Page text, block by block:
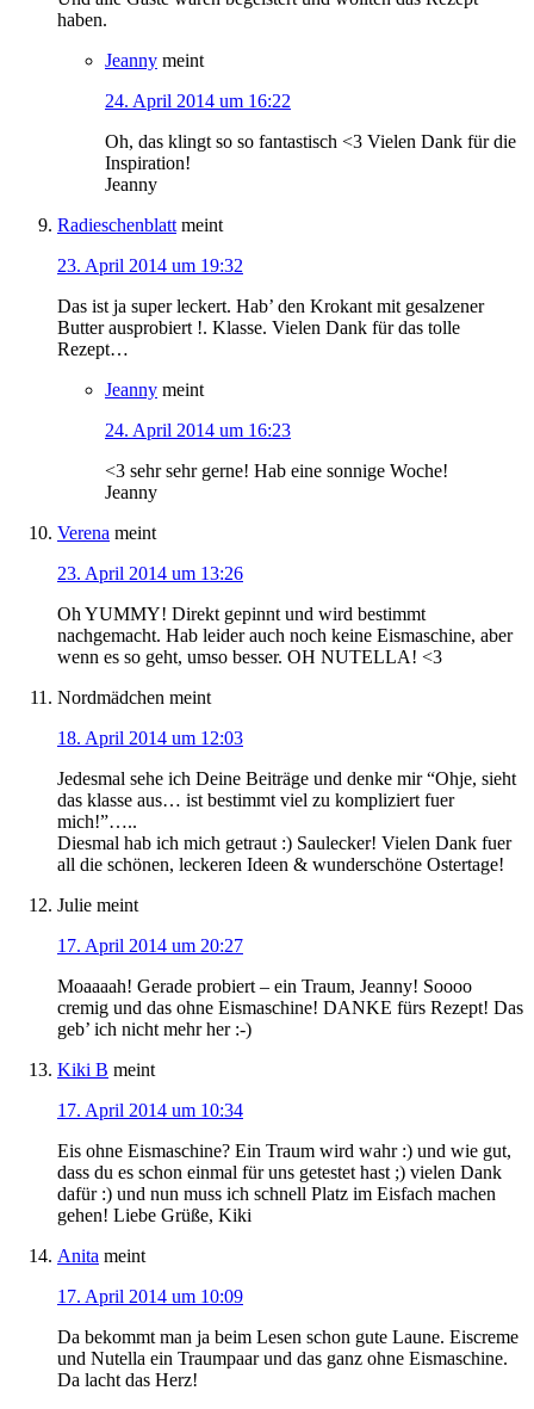
haben.
Jeanny meint
24. April 2014 um 16:22
Oh, das klingt so so fantastisch <3 Vielen Dank für die
Inspiration!
Jeanny
Radieschenblatt meint
23. April 2014 um 19:32
Das ist ja super leckert. Hab’ den Krokant mit gesalzener
Butter ausprobiert !. Klasse. Vielen Dank für das tolle
Rezept…
Jeanny meint
24. April 2014 um 16:23
<3 sehr sehr gerne! Hab eine sonnige Woche!
Jeanny
Verena meint
23. April 2014 um 13:26
Oh YUMMY! Direkt gepinnt und wird bestimmt
nachgemacht. Hab leider auch noch keine Eismaschine, aber
wenn es so geht, umso besser. OH NUTELLA! <3
Nordmädchen meint
18. April 2014 um 12:03
Jedesmal sehe ich Deine Beiträge und denke mir “Ohje, sieht
das klasse aus… ist bestimmt viel zu kompliziert fuer
mich!”…..
Diesmal hab ich mich getraut :) Saulecker! Vielen Dank fuer
all die schönen, leckeren Ideen & wunderschöne Ostertage!
Julie meint
17. April 2014 um 20:27
Moaaaah! Gerade probiert – ein Traum, Jeanny! Soooo
cremig und das ohne Eismaschine! DANKE fürs Rezept! Das
geb’ ich nicht mehr her :-)
Kiki B meint
17. April 2014 um 10:34
Eis ohne Eismaschine? Ein Traum wird wahr :) und wie gut,
dass du es schon einmal für uns getestet hast ;) vielen Dank
dafür :) und nun muss ich schnell Platz im Eisfach machen
gehen! Liebe Grüße, Kiki
Anita meint
17. April 2014 um 10:09
Da bekommt man ja beim Lesen schon gute Laune. Eiscreme
und Nutella ein Traumpaar und das ganz ohne Eismaschine.
Da lacht das Herz!